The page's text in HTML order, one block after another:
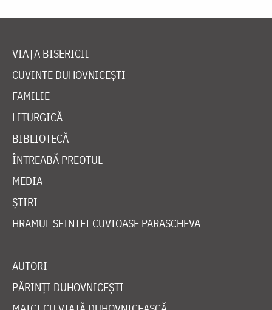
VIAȚA BISERICII
CUVINTE DUHOVNICEȘTI
FAMILIE
LITURGICĂ
BIBLIOTECĂ
ÎNTREABĂ PREOTUL
MEDIA
ȘTIRI
HRAMUL SFINTEI CUVIOASE PARASCHEVA
AUTORI
PĂRINȚI DUHOVNICEȘTI